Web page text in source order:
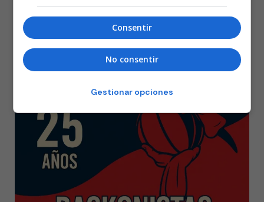
Marinkovic (7), Kurucs (-) y Heidegger (-).
OLIMPIA MILAN slider Temporada 22/23
Consentir
No consentir
Gestionar opciones